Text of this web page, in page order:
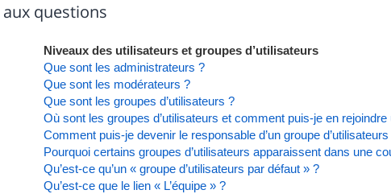
aux questions
Niveaux des utilisateurs et groupes d’utilisateurs
Que sont les administrateurs ?
Que sont les modérateurs ?
Que sont les groupes d’utilisateurs ?
Où sont les groupes d’utilisateurs et comment puis-je en rejoindre
Comment puis-je devenir le responsable d’un groupe d’utilisateurs
Pourquoi certains groupes d’utilisateurs apparaissent dans une
Qu’est-ce qu’un « groupe d’utilisateurs par défaut » ?
Qu’est-ce que le lien « L’équipe » ?